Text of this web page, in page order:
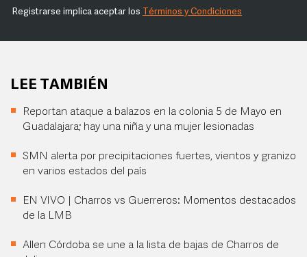
Registrarse implica aceptar los Términos y Condiciones
LEE TAMBIÉN
Reportan ataque a balazos en la colonia 5 de Mayo en
Guadalajara; hay una niña y una mujer lesionadas
SMN alerta por precipitaciones fuertes, vientos y granizo
en varios estados del país
EN VIVO | Charros vs Guerreros: Momentos destacados
de la LMB
Allen Córdoba se une a la lista de bajas de Charros de